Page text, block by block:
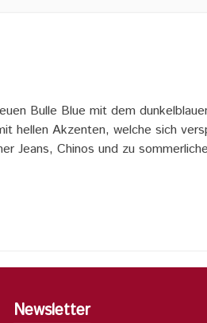
Bulle Blue mit dem
hellen Akzenten, welche sich
Jeans, Chinos und zu
Newsletter